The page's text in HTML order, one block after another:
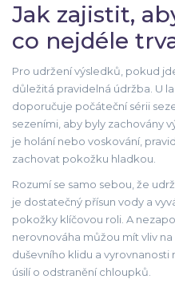
Jak zajistit,
co nejdéle
Pro udržení výsledků, pokud
důležitá pravidelná údržba. U
doporučuje počáteční sérii
sezeními, aby byly zachovány
je holání nebo voskování,
zachovat pokožku hladkou.
Rozumí se samo sebou, že
je dostatečný přísun vody a
pokožky klíčovou roli. A
nerovnováha můžou mít vliv
duševního klidu a
úsilí o odstranění chloupků.